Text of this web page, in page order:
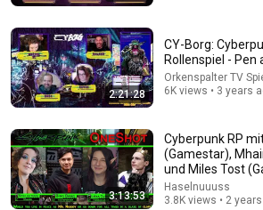
Dungeon Crawl Classics | Review
The Gaming Gang • 4K views
2:21:28
CY-Borg:
Rollenspiel - Pen
Orkenspalter TV
6K views • 3 years
3:13:53
Cyberpunk RP
(Gamestar),
und Miles Tost
Haselnuuuss
3.8K views • 2